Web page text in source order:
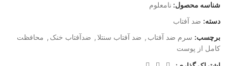
شناسه محصول: نامعلوم
دسته: ضد آفتاب
برچسب: سرم ضد آفتاب , ضد آفتاب سنتلا, ضدآفتاب خنک , محافظت
کامل از پوست